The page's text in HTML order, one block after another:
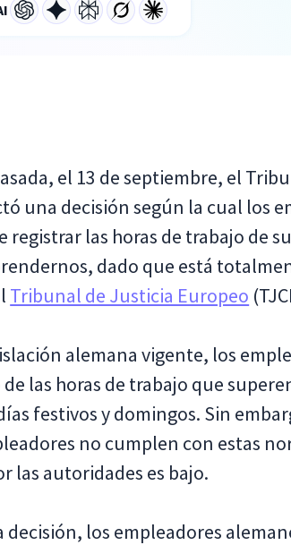
el 13 de septiembre, el
una decisión según la cual los
registrar las horas de trabajo de
dado que está
Tribunal de Justicia Europeo
alemana vigente, los
las horas de trabajo que
festivos y domingos. Sin
no cumplen con estas
las autoridades es bajo.
decisión, los empleadores